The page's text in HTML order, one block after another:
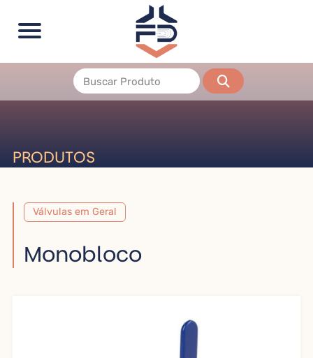
PRODUTOS
Válvulas em Geral
Monobloco